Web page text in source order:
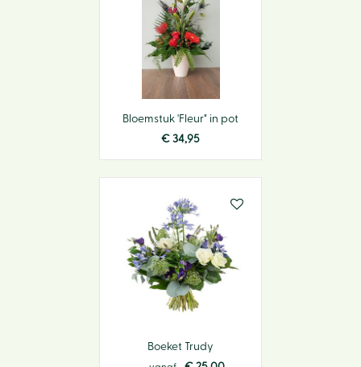
Bloemstuk 'Fleur" in pot
€ 34,95
Boeket Trudy